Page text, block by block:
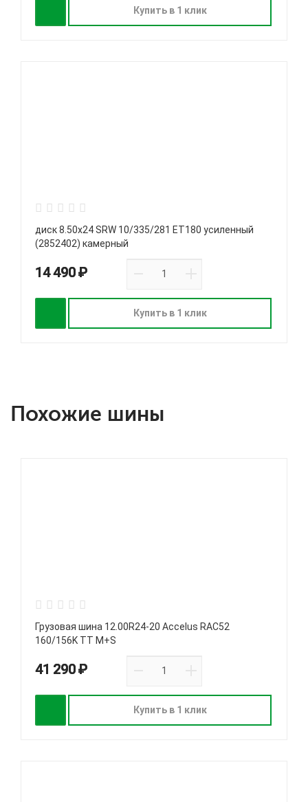
Купить в 1 клик
диск 8.50x24 SRW 10/335/281 ET180 усиленный
(2852402) камерный
14 490 ₽
Купить в 1 клик
Похожие шины
Грузовая шина 12.00R24-20 Accelus RAC52
160/156K TT M+S
41 290 ₽
Купить в 1 клик